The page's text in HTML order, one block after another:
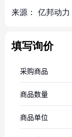
来源： 亿邦动力
填写询价